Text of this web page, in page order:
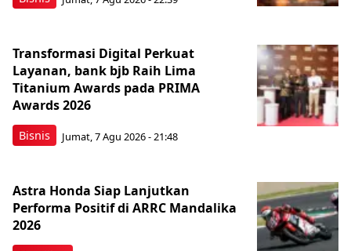
Bisnis
Transformasi Digital Perkuat
Layanan, bank bjb Raih Lima
Titanium Awards pada PRIMA
Awards 2026
Jumat, 7 Agu 2026 - 21:48
Astra Honda Siap Lanjutkan
Performa Positif di ARRC Mandalika
2026